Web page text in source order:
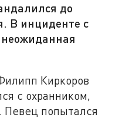
до
В инциденте с
Киркоров
с охранником,
Певец попытался